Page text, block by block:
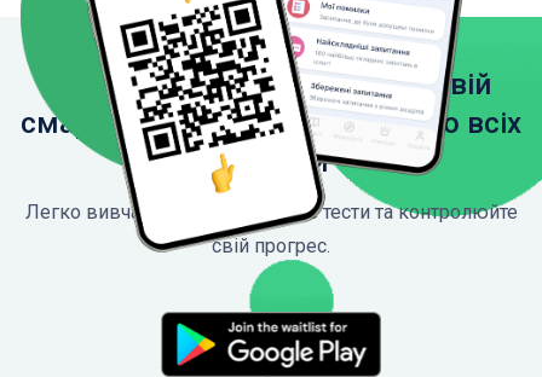
Завантажте застосунок на свій
смартфон, щоб мати доступ до всіх
функцій
Легко вивчайте ПДР, проходьте тести та контролюйте
свій прогрес.